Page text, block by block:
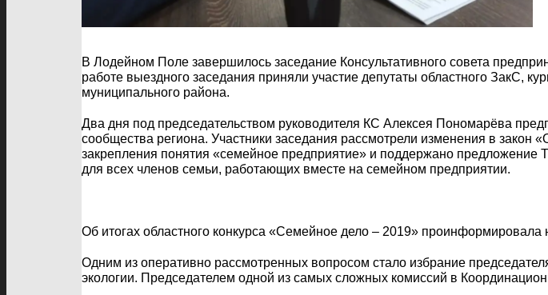
В Лодейном Поле завершилось заседание Консультативного совета
работе выездного заседания приняли участие депутаты областного ЗакС,
муниципального района.
Два дня под председательством руководителя КС Алексея Пономарёва
сообщества региона. Участники заседания рассмотрели изменения в закон
закрепления понятия «семейное предприятие» и поддержано
для всех членов семьи, работающих вместе на семейном предприятии.
Об итогах областного конкурса «Семейное дело – 2019» проинформировала
Одним из оперативно рассмотренных вопросом стало избрание
экологии. Председателем одной из самых сложных комиссий в